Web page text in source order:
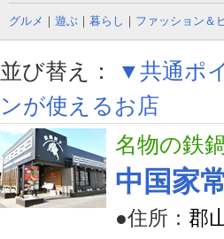
グルメ ｜ 遊ぶ ｜ 暮らし ｜ ファッション＆
並び替え：
▼共通ポ
ンが使えるお店
名物の鉄
中国家
●住所： 郡